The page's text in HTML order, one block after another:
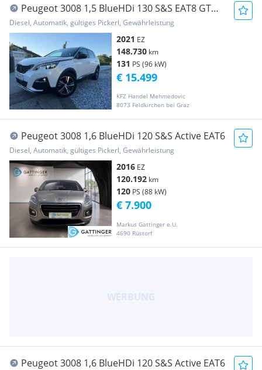
Peugeot 3008 1,5 BlueHDi 130 S&S EAT8 GT
Line Aut.
Diesel, Automatik, gültiges Pickerl, Gewährleistung
2021 EZ
148.730 km
131 PS (96 kW)
KFZ Handel Mehmedovic
8073 Feldkirchen bei Graz
€ 15.499
Peugeot 3008 1,6 BlueHDi 120 S&S Active EAT6
Diesel, Automatik, gültiges Pickerl, Gewährleistung
2016 EZ
120.192 km
120 PS (88 kW)
Markus Gattinger e.U.
4690 Rüstorf
€ 7.900
Peugeot 3008 1,6 BlueHDi 120 S&S Active EAT6